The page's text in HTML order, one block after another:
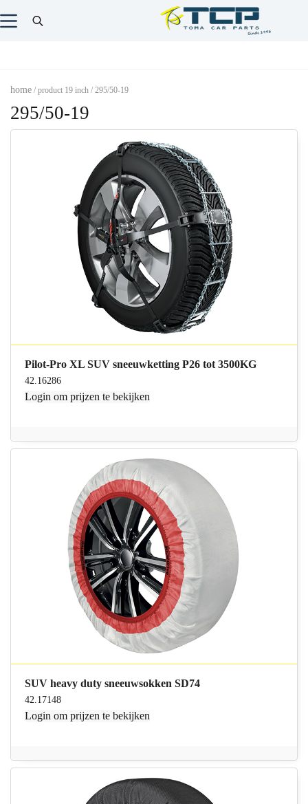
home / product 19 inch / 295/50-19
295/50-19
Pilot-Pro XL SUV sneeuwketting P26 tot 3500KG
42.16286
Login om prijzen te bekijken
SUV heavy duty sneeuwsokken SD74
42.17148
Login om prijzen te bekijken